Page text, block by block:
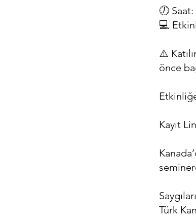
🕖 Saat:
💻
⚠️
önce
Kayıt
Türk